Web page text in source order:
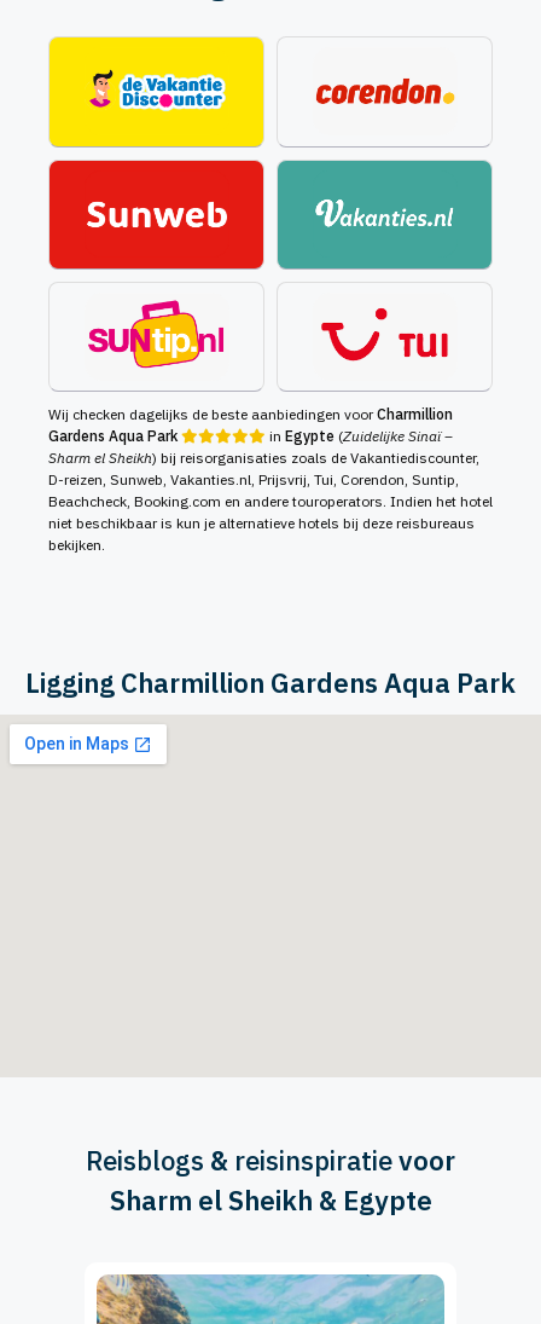
Wij checken dagelijks de beste aanbiedingen voorCharmillion
Gardens Aqua Park
in Egypte (Zuidelijke Sinaï –
Sharm el Sheikh) bij reisorganisaties zoals de Vakantiediscounter,
D-reizen, Sunweb, Vakanties.nl, Prijsvrij, Tui, Corendon, Suntip,
Beachcheck, Booking.com en andere touroperators. Indien het hotel
niet beschikbaar is kun je alternatieve hotels bij deze reisbureaus
bekijken.
Ligging Charmillion Gardens Aqua Park
Reisblogs & reisinspiratievoor
Sharm el Sheikh & Egypte